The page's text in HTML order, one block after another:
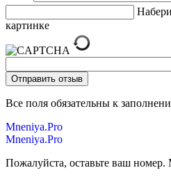
картинке
Все поля обязательны к
Mneniya.Pro
Mneniya.Pro
Пожалуйста, оставьте ваш